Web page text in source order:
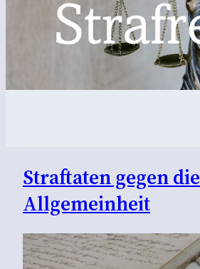
Straftaten gegen die
Allgemeinheit